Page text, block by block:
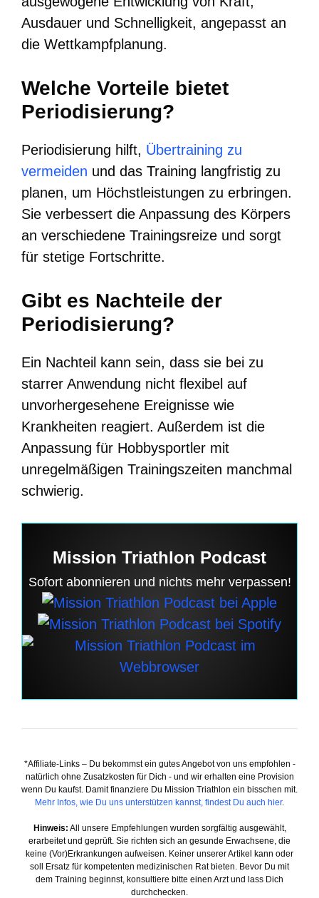
Ausdauer und Schnelligkeit, angepasst an
die Wettkampfplanung.
Welche Vorteile bietet
Periodisierung?
Periodisierung hilft, Übertraining zu
vermeiden und das Training langfristig zu
planen, um Höchstleistungen zu erbringen.
Sie verbessert die Anpassung des Körpers
an verschiedene Trainingsreize und sorgt
für stetige Fortschritte.
Gibt es Nachteile der
Periodisierung?
Ein Nachteil kann sein, dass sie bei zu
starrer Anwendung nicht flexibel auf
unvorhergesehene Ereignisse wie
Krankheiten reagiert. Außerdem ist die
Anpassung für Hobbysportler mit
unregelmäßigen Trainingszeiten manchmal
schwierig.
Mission Triathlon Podcast
Sofort abonnieren und nichts mehr verpassen!
*Affiliate-Links – Du bekommst ein gutes Angebot von uns empfohlen -
natürlich ohne Zusatzkosten für Dich - und wir erhalten eine Provision
wenn Du kaufst. Damit finanziere Du Mission Triathlon ein bisschen mit.
Mehr Infos, wie Du uns unterstützen kannst, findest Du auch hier.
Hinweis: All unsere Empfehlungen wurden sorgfältig ausgewählt,
erarbeitet und geprüft. Sie richten sich an gesunde Erwachsene, die
keine (Vor)Erkrankungen aufweisen. Keiner unserer Artikel kann oder
soll Ersatz für kompetenten medizinischen Rat bieten. Bevor Du mit
dem Training beginnst, konsultiere bitte einen Arzt und lass Dich
durchchecken.